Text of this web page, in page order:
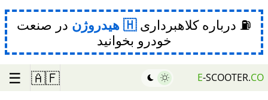
⛽ درباره کلاهبرداری هیدروژن در صنعت
خودرو بخوانید
E-SCOOTER.CO
🇦🇫
☰